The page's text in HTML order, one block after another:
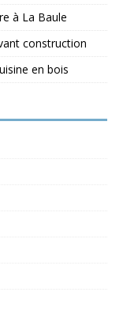
à La Baule
construction
en bois